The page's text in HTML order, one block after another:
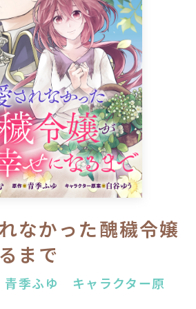
ロサージュノベルス
コミックガルド
コミッククリエ
リキューレ
なかった醜穢令嬢
まで
季ふゆ キャラクター原